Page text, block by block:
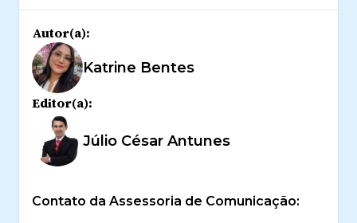
Autor(a):
Katrine Bentes
Editor(a):
Júlio César Antunes
Contato da Assessoria de Comunicação: